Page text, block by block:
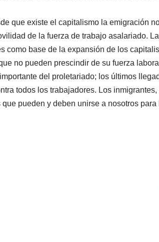
que existe el capitalismo la emigración
de la fuerza de trabajo asalariado.
base de la expansión de los
no pueden prescindir de su fuerza
del proletariado; los últimos
todos los trabajadores. Los inmigrantes,
pueden y deben unirse a nosotros